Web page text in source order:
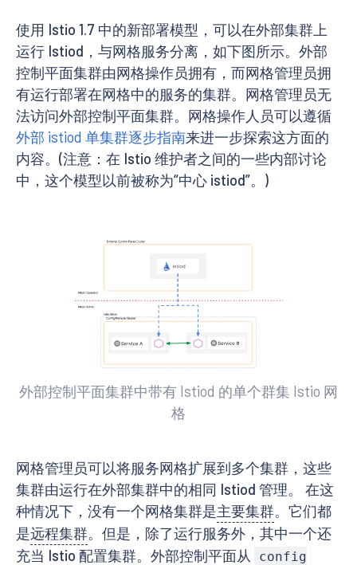
使用 Istio 1.7 中的新部署模型，可以在外部集群上
运行 Istiod，与网格服务分离，如下图所示。外部
控制平面集群由网格操作员拥有，而网格管理员拥
有运行部署在网格中的服务的集群。网格管理员无
法访问外部控制平面集群。网格操作人员可以遵循
外部 istiod 单集群逐步指南来进一步探索这方面的
内容。(注意：在 Istio 维护者之间的一些内部讨论
中，这个模型以前被称为“中心 istiod”。)
外部控制平面集群中带有 Istiod 的单个群集 Istio 网
格
网格管理员可以将服务网格扩展到多个集群，这些
集群由运行在外部集群中的相同 Istiod 管理。 在这
种情况下，没有一个网格集群是主要集群。它们都
是远程集群。但是，除了运行服务外，其中一个还
充当 Istio 配置集群。外部控制平面从
config